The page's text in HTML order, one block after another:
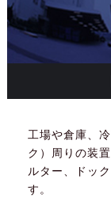
工場や倉庫、
ク）周りの装
ルター、ドッ
す。